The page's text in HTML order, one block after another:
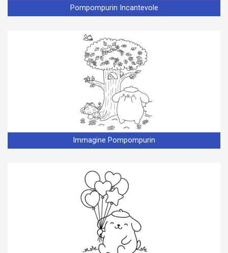
Pompompurin Incantevole
Immagine Pompompurin